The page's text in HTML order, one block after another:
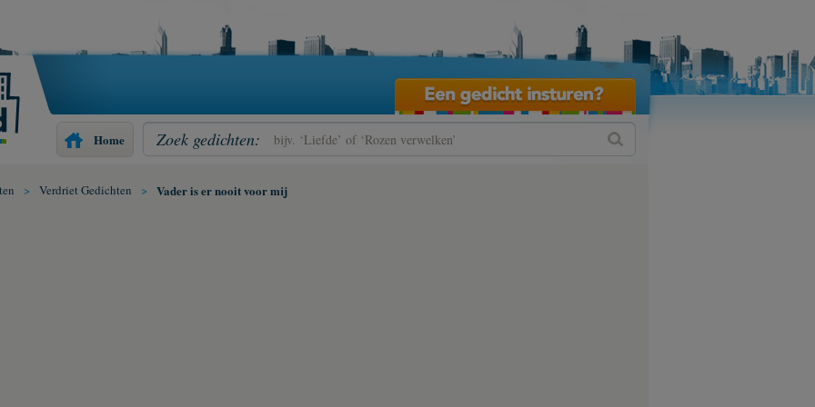
Home Zoek gedichten:
> Verdriet Gedichten > Vader is er nooit voor mij